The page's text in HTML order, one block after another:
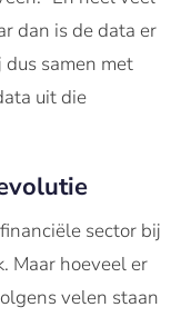
dan is de data er
samen met
uit die
sector bij
Maar hoeveel er
velen staan